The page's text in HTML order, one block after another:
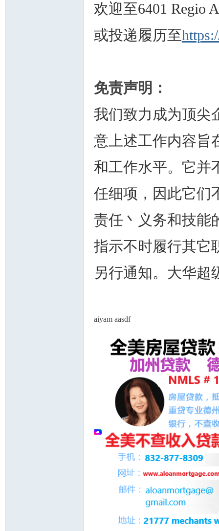
欢迎至6401 Regio
或投递履历至
免责声明：
我们致力成为顶尖
意上述工作内容旨
和工作水平。它并
任细项，因此它们
责任丶义务和技能
指示不时履行其它
另行通知。大华超
aiyam aasdf